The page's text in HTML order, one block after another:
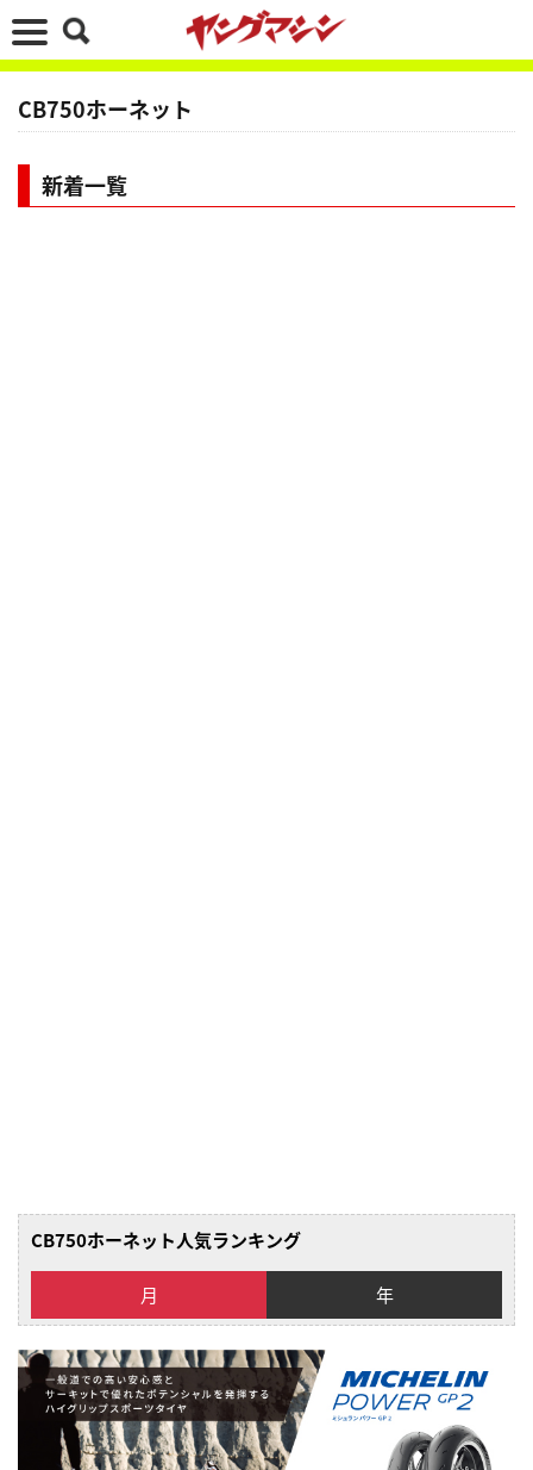
CB750ホーネット
新着一覧
CB750ホーネット人気ランキング
月 年